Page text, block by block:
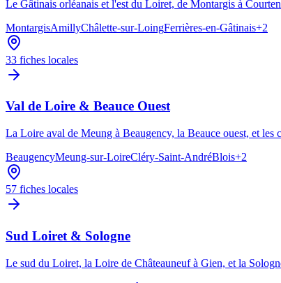
Le Gâtinais orléanais et l'est du Loiret, de Montargis à
MontargisAmillyChâlette-sur-LoingFerrières-en-Gâtinais+2
33 fiches locales
Val de Loire & Beauce Ouest
La Loire aval de Meung à Beaugency, la Beauce ouest, et
BeaugencyMeung-sur-LoireCléry-Saint-AndréBlois+2
57 fiches locales
Sud Loiret & Sologne
Le sud du Loiret, la Loire de Châteauneuf à Gien, et la